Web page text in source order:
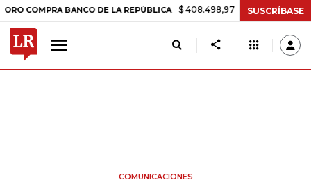
BANCO DE LA REPÚBLICA $ 408.498,97 +$ 8.753,81 +2,19%
SUSCRÍBASE
COMUNICACIONES